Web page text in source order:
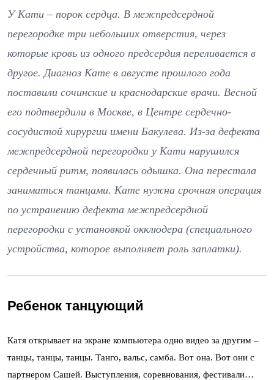
У Кати – порок сердца. В межпредсердной
перегородке три небольших отверстия, через
которые кровь из одного предсердия переливается в
другое. Диагноз Кате в августе прошлого года
поставили сочинские и краснодарские врачи. Весной
его подтвердили в Москве, в Центре сердечно-
сосудистой хирургии имени Бакулева. Из-за дефекта
межпредсердной перегородки у Кати нарушился
сердечный ритм, появилась одышка. Она перестала
заниматься танцами. Кате нужна срочная операция
по устранению дефекта межпредсердной
перегородки с установкой окклюдера (специального
устройства, которое выполняет роль заплатки).
Ребенок танцующий
Катя открывает на экране компьютера одно видео за другим –
танцы, танцы, танцы. Танго, вальс, самба. Вот она. Вот они с
партнером Сашей. Выступления, соревнования, фестивали…